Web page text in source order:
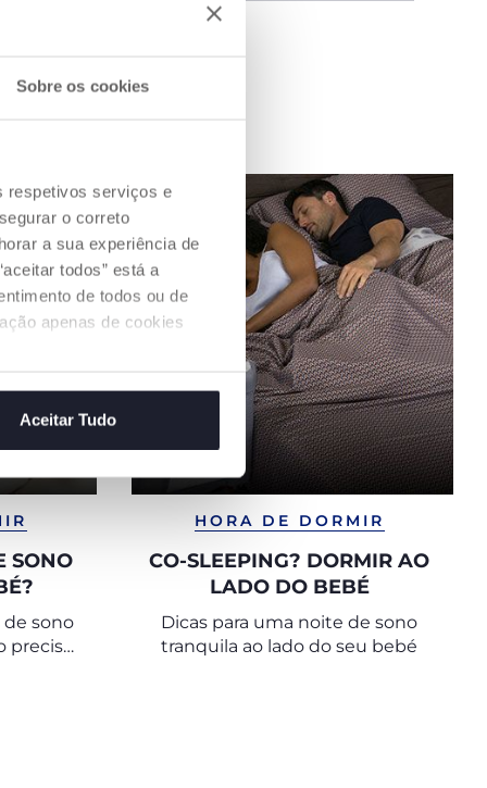
Sobre os cookies
respetivos serviços e
o correto
a sua experiência de
todos” está a
de todos ou de
apenas de cookies
Aceitar Tudo
SONO
de sono
precisa
HORA DE DORMIR
CO-SLEEPING? DORMIR AO
LADO DO BEBÉ
Dicas para uma noite de sono
tranquila ao lado do seu bebé